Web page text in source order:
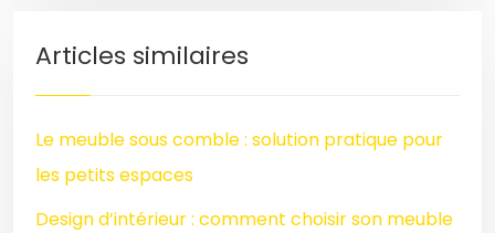
Articles similaires
Le meuble sous comble : solution pratique pour
les petits espaces
Design d’intérieur : comment choisir son meuble